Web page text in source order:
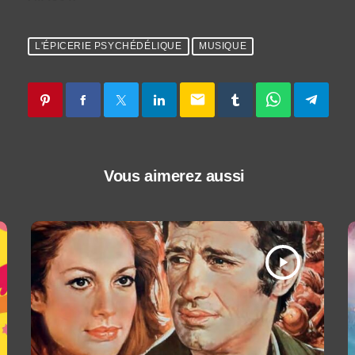
L'ÉPICERIE PSYCHÉDÉLIQUE MUSIQUE
email
Vous aimerez aussi
play_arrow